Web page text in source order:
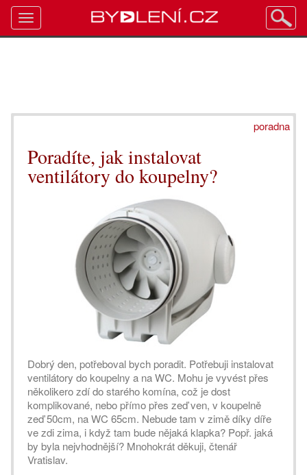
poradna
Poradíte, jak instalovat
ventilátory do koupelny?
Dobrý den, potřeboval bych poradit. Potřebuji instalovat
ventilátory do koupelny a na WC. Mohu je vyvést přes
několikero zdí do starého komína, což je dost
komplikované, nebo přímo přes zeď ven, v koupelně
zeď 50cm, na WC 65cm. Nebude tam v zimě díky díře
ve zdi zima, i když tam bude nějaká klapka? Popř. jaká
by byla nejvhodnější? Mnohokrát děkuji, čtenář
Vratislav.
Toggle
navigation